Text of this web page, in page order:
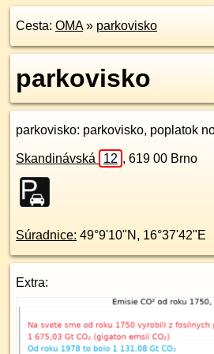
Cesta: OMA» parkovisko
parkovisko
parkovisko: parkovisko, poplatok
Skandinávská 12 , 619 00 Brno
Súradnice: 49°9'10"N , 16°37'42"E
Extra: